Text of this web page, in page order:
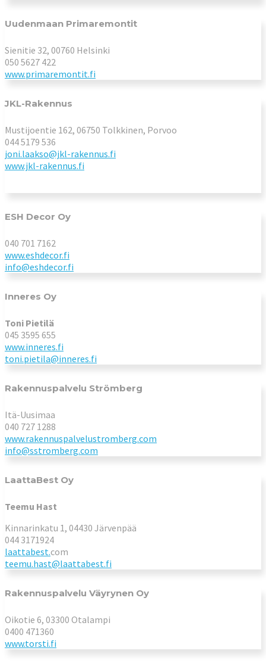
Uudenmaan Primaremontit
Sienitie 32, 00760 Helsinki
050 5627 422
www.primaremontit.fi
JKL-Rakennus
Mustijoentie 162, 06750 Tolkkinen, Porvoo
044 5179 536
joni.laakso@jkl-rakennus.fi
www.jkl-rakennus.fi
ESH Decor Oy
040 701 7162
www.eshdecor.fi
info@eshdecor.fi
Inneres Oy
Toni Pietilä
045 3595 655
www.inneres.fi
toni.pietila@inneres.fi
Rakennuspalvelu Strömberg
Itä-Uusimaa
040 727 1288
www.rakennuspalvelustromberg.com
info@sstromberg.com
LaattaBest Oy
Teemu Hast
Kinnarinkatu 1, 04430 Järvenpää
044 3171924
laattabest.com
teemu.hast@laattabest.fi
Rakennuspalvelu Väyrynen Oy
Oikotie 6, 03300 Otalampi
0400 471360
www.torsti.fi